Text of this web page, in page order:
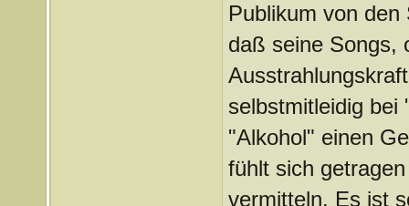
Publikum von
daß seine Songs,
selbstmitleidig bei
"Alkohol" einen
fühlt sich
vermitteln. Es ist